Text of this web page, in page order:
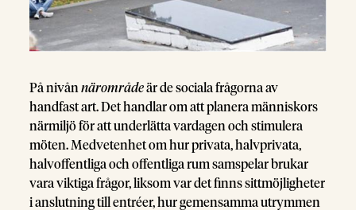
På nivånnärområdeär de sociala frågorna av
handfast art. Det handlar om att planera människors
närmiljö för att underlätta vardagen och stimulera
möten. Medvetenhet om hur privata, halvprivata,
halvoffentliga och offentliga rum samspelar brukar
vara viktiga frågor, liksom var det finns sittmöjligheter
i anslutning till entréer, hur gemensamma utrymmen